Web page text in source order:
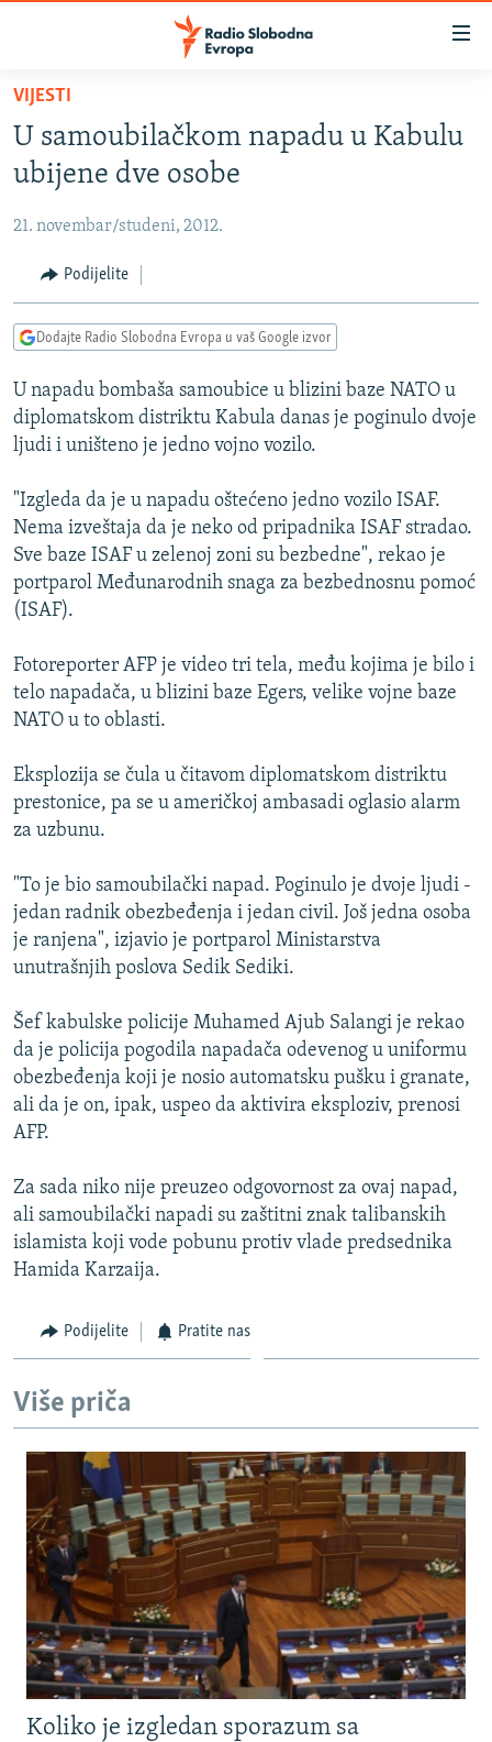
Pređite
glavni
sadržaj
Pređite
na
navigaciju
Pređite
na
BOSNA I HERCEGOVINA
SRBIJA
KOSOVO
CRNA GORA
VIDEO
FOTOGALERIJE
INFOGRAFIKE
PODCASTI
RAT U UKRAJINI
KINA NA BALKANU
ISPRIČAJ MI
DNEVNO@RSE
SPECIJALI RSE
GENOCID U SREBRENICI
POPLAVE I KLIZIŠTA U BIH 2024.
POST SCRIPTUM
MOJA EVROPA
SVE KARTE DEJTONA
NASTANAK I RASPAD JUGOSLAVIJE
VIJESTI
U samoubilačkom napadu u Kabulu
ubijene dve osobe
21. novembar/studeni, 2012.
Podijelite
Dodajte Radio Slobodna Evropa u vaš Google izvor
U napadu bombaša samoubice u blizini baze NATO u
diplomatskom distriktu Kabula danas je poginulo dvoje
ljudi i uništeno je jedno vojno vozilo.
"Izgleda da je u napadu oštećeno jedno vozilo ISAF.
Nema izveštaja da je neko od pripadnika ISAF stradao.
Sve baze ISAF u zelenoj zoni su bezbedne", rekao je
portparol Međunarodnih snaga za bezbednosnu pomoć
(ISAF).
Fotoreporter AFP je video tri tela, među kojima je bilo i
telo napadača, u blizini baze Egers, velike vojne baze
NATO u to oblasti.
Eksplozija se čula u čitavom diplomatskom distriktu
prestonice, pa se u američkoj ambasadi oglasio alarm
za uzbunu.
"To je bio samoubilački napad. Poginulo je dvoje ljudi -
jedan radnik obezbeđenja i jedan civil. Još jedna osoba
je ranjena", izjavio je portparol Ministarstva
unutrašnjih poslova Sedik Sediki.
Šef kabulske policije Muhamed Ajub Salangi je rekao
da je policija pogodila napadača odevenog u uniformu
obezbeđenja koji je nosio automatsku pušku i granate,
ali da je on, ipak, uspeo da aktivira eksploziv, prenosi
AFP.
Za sada niko nije preuzeo odgovornost za ovaj napad,
ali samoubilački napadi su zaštitni znak talibanskih
islamista koji vode pobunu protiv vlade predsednika
Hamida Karzaija.
Podijelite Pratite nas
Više priča
Koliko je izgledan sporazum sa